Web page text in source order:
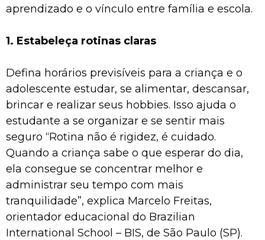
aprendizado e o vínculo entre família e escola.
1. Estabeleça rotinas claras
Defina horários previsíveis para a criança e o
adolescente estudar, se alimentar, descansar,
brincar e realizar seus hobbies. Isso ajuda o
estudante a se organizar e se sentir mais
seguro “Rotina não é rigidez, é cuidado.
Quando a criança sabe o que esperar do dia,
ela consegue se concentrar melhor e
administrar seu tempo com mais
tranquilidade”, explica Marcelo Freitas,
orientador educacional do Brazilian
International School – BIS, de São Paulo (SP).